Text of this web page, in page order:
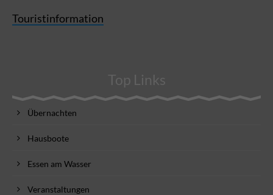
Touristinformation
Top Links
Übernachten
Hausboote
Essen am Wasser
Veranstaltungen